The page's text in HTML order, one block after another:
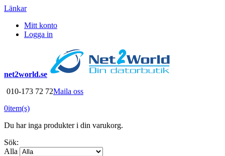
Länkar
Mitt konto
Logga in
net2world.se
010-173 72 72Maila oss
0item(s)
Du har inga produkter i din varukorg.
Sök:
Alla